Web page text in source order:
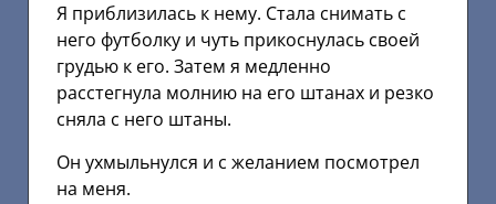
Я приблизилась к нему. Стала снимать с
него футболку и чуть прикоснулась своей
грудью к его. Затем я медленно
расстегнула молнию на его штанах и резко
сняла с него штаны.
Он ухмыльнулся и с желанием посмотрел
на меня.